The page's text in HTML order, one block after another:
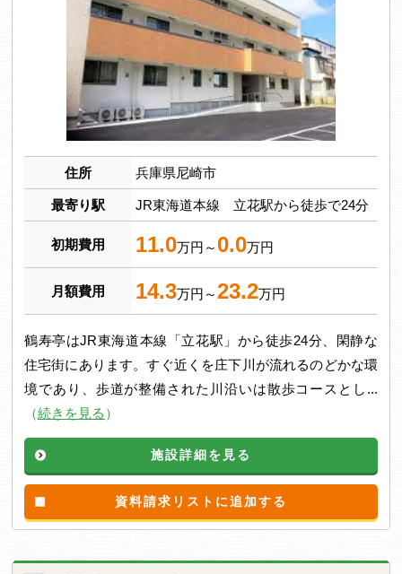
住所 兵庫県尼崎市
最寄り駅 JR東海道本線 立花駅から徒歩で24分
初期費用 11.0万円～ 0.0万円
月額費用 14.3万円～23.2万円
鶴寿亭はJR東海道本線「立花駅」から徒歩24分、閑静な
住宅街にあります。すぐ近くを庄下川が流れるのどかな環
境であり、歩道が整備された川沿いは散歩コースとし...
（続きを見る ）
施設詳細を見る
資料請求リストに追加する